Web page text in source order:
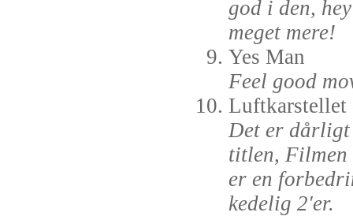
god i den,
meget mere!
Yes Man
Feel good
Luftkarstellet
Det er
titlen, Filmen
er en
kedelig 2'er.